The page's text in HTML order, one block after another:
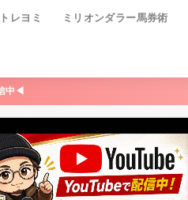
トレヨミ ミリオンダラー馬券術
中◀